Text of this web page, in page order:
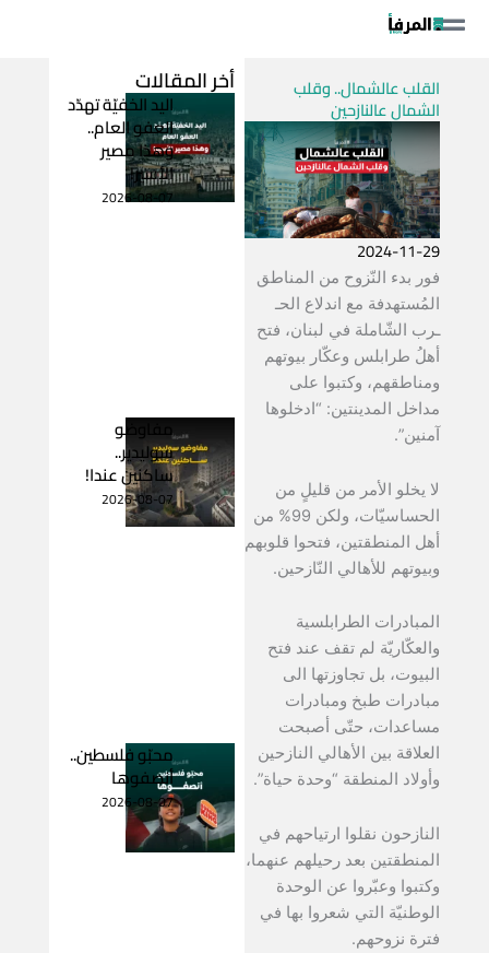
القلب عالشمال.. وقلب
الشمال عالنازحين
2024-11-29
فور بدء النّزوح من المناطق
المُستهدفة مع اندلاع الحـ
ـرب الشّاملة في لبنان، فتح
أهلُ طرابلس وعكّار بيوتهم
ومناطقهم، وكتبوا على
مداخل المدينتين: “ادخلوها
آمنين”.
لا يخلو الأمر من قليلٍ من
الحساسيّات، ولكن 99% من
أهل المنطقتين، فتحوا قلوبهم
وبيوتهم للأهالي النّازحين.
المبادرات الطرابلسية
والعكّاريّة لم تقف عند فتح
البيوت، بل تجاوزتها الى
مبادرات طبخ ومبادرات
مساعدات، حتّى أصبحت
العلاقة بين الأهالي النازحين
وأولاد المنطقة “وحدة حياة”.
النازحون نقلوا ارتياحهم في
المنطقتين بعد رحيلهم عنهما،
وكتبوا وعبّروا عن الوحدة
الوطنيّة التي شعروا بها في
فترة نزوحهم.
أخر المقالات
اليد الخفيّة تهدّد
العفو العام..
وهذا مصير
الأسير!
2026-08-07
مفاوضو
سوليدير..
ساكنين عندا!
2026-08-07
محبّو فلسطين..
أنصفوها
2026-08-07